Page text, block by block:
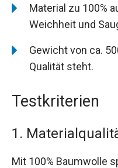
Material zu 100%
Weichheit und
Gewicht von ca.
Qualität steht.
Testkriterien
1.
Mit 100% Baumwolle